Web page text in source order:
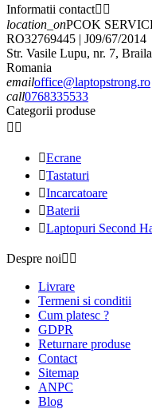
Informatii contact 
location_onPCOK
RO32769445 | J09/67/2014
Str. Vasile Lupu, nr. 7, Braila
Romania
emailoffice@laptopstrong.ro
call0768335533
Categorii produse
 
Ecrane
Tastaturi
Incarcatoare
Baterii
Laptopuri Second
Despre noi 
Livrare
Termeni si conditii
Cum platesc ?
GDPR
Returnare produse
Contact
Sitemap
ANPC
Blog